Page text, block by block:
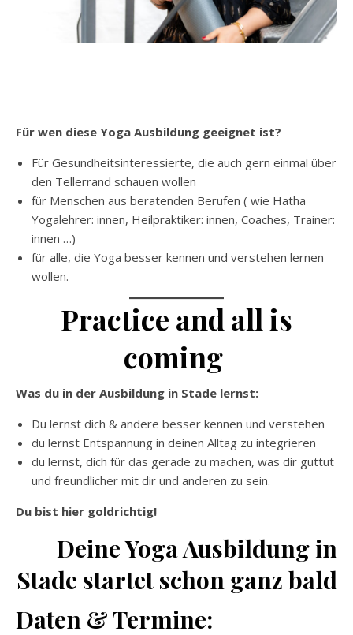
Für wen diese Yoga Ausbildung geeignet ist?
Für Gesundheitsinteressierte, die auch gern einmal über
den Tellerrand schauen wollen
für Menschen aus beratenden Berufen ( wie Hatha
Yogalehrer: innen, Heilpraktiker: innen, Coaches, Trainer:
innen …)
für alle, die Yoga besser kennen und verstehen lernen
wollen.
Practice and all is
coming
Was du in der Ausbildung in Stade lernst:
Du lernst dich & andere besser kennen und verstehen
du lernst Entspannung in deinen Alltag zu integrieren
du lernst, dich für das gerade zu machen, was dir guttut
und freundlicher mit dir und anderen zu sein.
Du bist hier goldrichtig!
Deine Yoga Ausbildung in
Stade startet schon ganz bald
Daten & Termine: